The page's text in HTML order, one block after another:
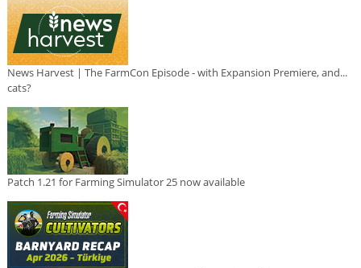
News Harvest | The FarmCon Episode - with Expansion Premiere, and...
cats?
Patch 1.21 for Farming Simulator 25 now available